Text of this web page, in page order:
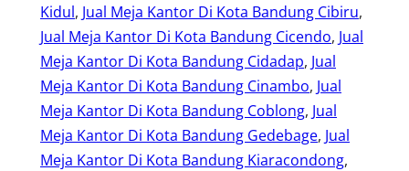
Kidul, Jual Meja Kantor Di Kota Bandung Cibiru
Jual Meja Kantor Di Kota Bandung Cicendo, Jual
Meja Kantor Di Kota Bandung Cidadap, Jual
Meja Kantor Di Kota Bandung Cinambo, Jual
Meja Kantor Di Kota Bandung Coblong, Jual
Meja Kantor Di Kota Bandung Gedebage, Jual
Meja Kantor Di Kota Bandung Kiaracondong